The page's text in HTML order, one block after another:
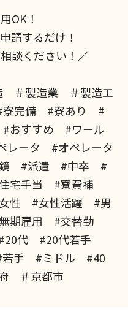
OK！
請するだけ！
談ください！／
＃製造業 ＃製造工
完備 #寮あり #
すすめ #ワール
レータ #オペレータ
#派遣 #中卒 #
手当 #寮費補
性 #女性活躍 #男
期雇用 #交替勤
代 #20代若手
手 #ミドル #40
＃京都市